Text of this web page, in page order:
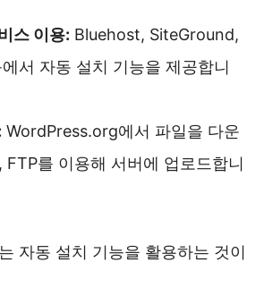
스 이용: Bluehost, SiteGround,
서 자동 설치 기능을 제공합니
WordPress.org에서 파일을 다운
FTP를 이용해 서버에 업로드합니
자동 설치 기능을 활용하는 것이